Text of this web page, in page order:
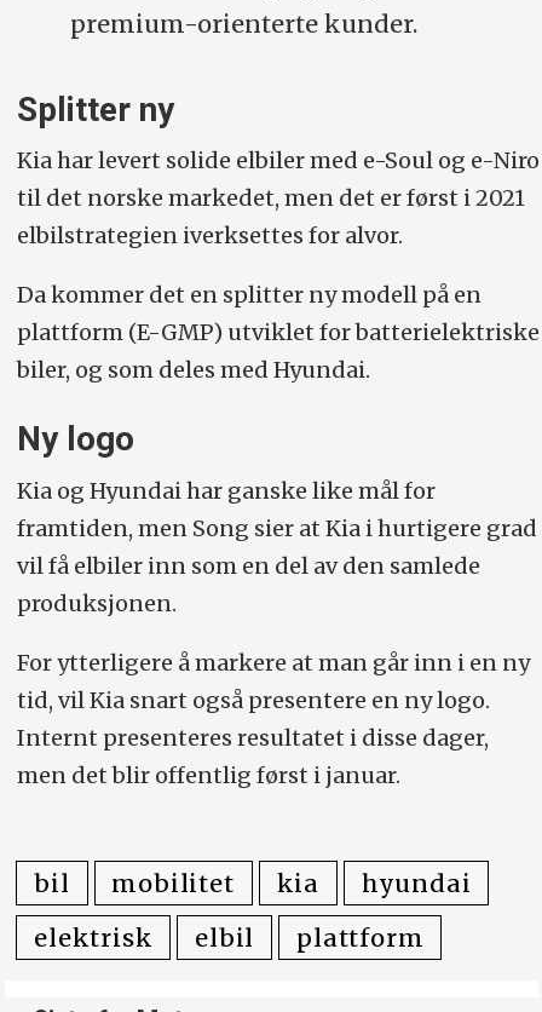
premium-orienterte kunder.
Splitter ny
Kia har levert solide elbiler med e-Soul og e-Niro
til det norske markedet, men det er først i 2021
elbilstrategien iverksettes for alvor.
Da kommer det en splitter ny modell på en
plattform (E-GMP) utviklet for batterielektriske
biler, og som deles med Hyundai.
Ny logo
Kia og Hyundai har ganske like mål for
framtiden, men Song sier at Kia i hurtigere grad
vil få elbiler inn som en del av den samlede
produksjonen.
For ytterligere å markere at man går inn i en ny
tid, vil Kia snart også presentere en ny logo.
Internt presenteres resultatet i disse dager,
men det blir offentlig først i januar.
bil mobilitet kia
hyundai
elektrisk
elbil plattform